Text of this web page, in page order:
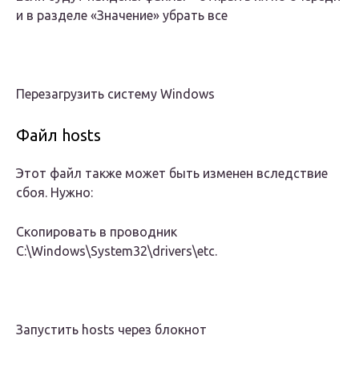
и в разделе «Значение» убрать все
Перезагрузить систему Windows
Файл hosts
Этот файл также может быть изменен вследствие
сбоя. Нужно:
Скопировать в проводник
C:\Windows\System32\drivers\etc.
Запустить hosts через блокнот